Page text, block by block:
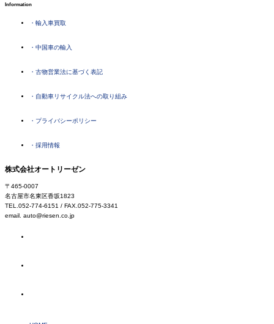
Information
・輸入車買取
・中国車の輸入
・古物営業法に基づく表記
・自動車リサイクル法への取り組み
・プライバシーポリシー
・採用情報
株式会社オートリーゼン
〒465-0007
名古屋市名東区香坂1823
TEL.052-774-6151 / FAX.052-775-3341
email. auto@riesen.co.jp